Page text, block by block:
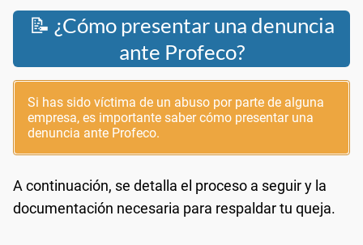
📝 ¿Cómo presentar una denuncia
ante Profeco?
Si has sido víctima de un abuso por parte de alguna
empresa, es importante saber cómo presentar una
denuncia ante Profeco.
A continuación, se detalla el proceso a seguir y la
documentación necesaria para respaldar tu queja.